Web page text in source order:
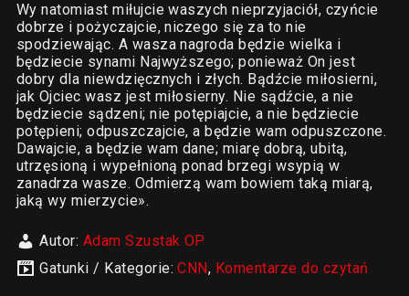
Wy natomiast miłujcie waszych nieprzyjaciół, czyńcie
dobrze i pożyczajcie, niczego się za to nie
spodziewając. A wasza nagroda będzie wielka i
będziecie synami Najwyższego; ponieważ On jest
dobry dla niewdzięcznych i złych. Bądźcie miłosierni,
jak Ojciec wasz jest miłosierny. Nie sądźcie, a nie
będziecie sądzeni; nie potępiajcie, a nie będziecie
potępieni; odpuszczajcie, a będzie wam odpuszczone.
Dawajcie, a będzie wam dane; miarę dobrą, ubitą,
utrzęsioną i wypełnioną ponad brzegi wsypią w
zanadrza wasze. Odmierzą wam bowiem taką miarą,
jaką wy mierzycie».
Autor: Adam Szustak OP
Gatunki / Kategorie:CNN, Komentarze do czytań